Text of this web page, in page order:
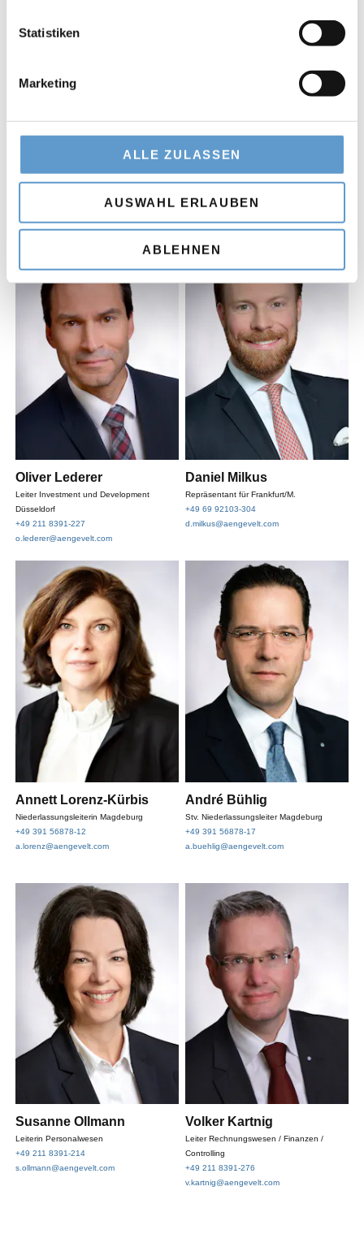
Statistiken
Marketing
ALLE ZULASSEN
AUSWAHL ERLAUBEN
ABLEHNEN
Oliver Lederer
Leiter Investment und Development
Düsseldorf
+49 211 8391-227
o.lederer@aengevelt.com
Daniel Milkus
Repräsentant für Frankfurt/M.
+49 69 92103-304
d.milkus@aengevelt.com
Annett Lorenz-Kürbis
Niederlassungsleiterin Magdeburg
+49 391 56878-12
a.lorenz@aengevelt.com
André Bühlig
Stv. Niederlassungsleiter Magdeburg
+49 391 56878-17
a.buehlig@aengevelt.com
Susanne Ollmann
Leiterin Personalwesen
+49 211 8391-214
s.ollmann@aengevelt.com
Volker Kartnig
Leiter Rechnungswesen / Finanzen /
Controlling
+49 211 8391-276
v.kartnig@aengevelt.com